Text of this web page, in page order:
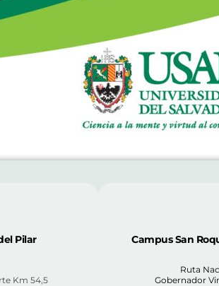
Pilar
Km 54,5
Campus San
Ruta
Gobernador